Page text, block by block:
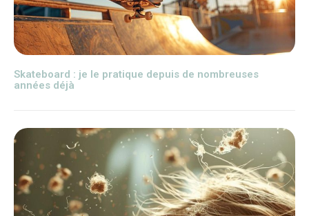
Skateboard : je le pratique depuis de nombreuses
années déjà